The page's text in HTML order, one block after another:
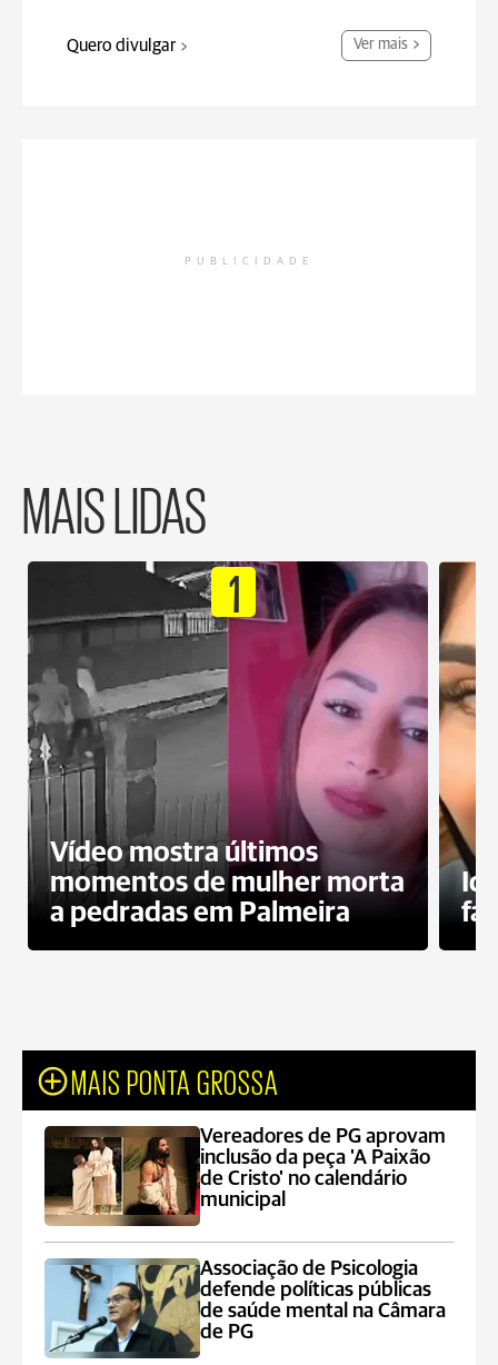
Quero divulgar Ver mais
PUBLICIDADE
MAIS LIDAS
1
Vídeo mostra últimos
momentos de mulher morta
a pedradas em Palmeira
MAIS PONTA GROSSA
Vereadores de PG aprovam
inclusão da peça 'A Paixão
de Cristo' no calendário
municipal
Associação de Psicologia
defende políticas públicas
de saúde mental na Câmara
de PG